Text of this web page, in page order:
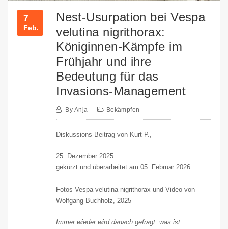
7
Feb.
Nest-Usurpation bei Vespa
velutina nigrithorax:
Königinnen-Kämpfe im
Frühjahr und ihre
Bedeutung für das
Invasions-Management
By Anja Bekämpfen
Diskussions-Beitrag von Kurt P.,
25. Dezember 2025
gekürzt und überarbeitet am 05. Februar 2026
Fotos Vespa velutina nigrithorax und Video von
Wolfgang Buchholz, 2025
Immer wieder wird danach gefragt: was ist